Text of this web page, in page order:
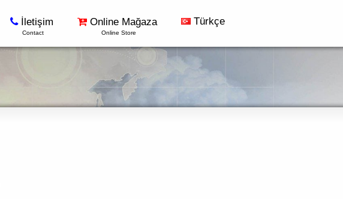
İletişim
Contact
Online Mağaza
Online Store
Türkçe